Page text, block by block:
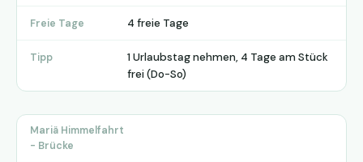
Freie Tage 4 freie Tage
Tipp
1 Urlaubstag nehmen, 4 Tage am Stück
frei (Do-So)
Mariä Himmelfahrt
- Brücke